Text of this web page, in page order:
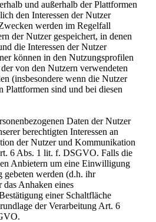
und außerhalb der Plattformen
den Interessen der Nutzer
werden im Regelfall
der Nutzer gespeichert, in denen
die Interessen der Nutzer
können in den Nutzungsprofilen
von den Nutzern verwendeten
(insbesondere wenn die Nutzer
sind und bei diesen
Daten der Nutzer
berechtigten Interessen an
der Nutzer und Kommunikation
6 Abs. 1 lit. f. DSGVO. Falls die
Anbietern um eine Einwilligung
gebeten werden (d.h. ihr
Anhaken eines
einer Schaltfläche
der Verarbeitung Art. 6